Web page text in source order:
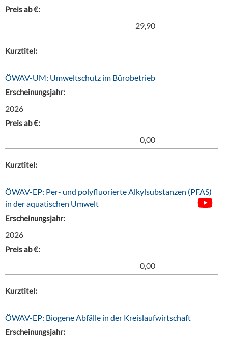
Preis ab €:
29,90
Kurztitel:
ÖWAV-UM: Umweltschutz im Bürobetrieb
Erscheinungsjahr:
2026
Preis ab €:
0,00
Kurztitel:
ÖWAV-EP: Per- und polyfluorierte Alkylsubstanzen (PFAS)
in der aquatischen Umwelt
Erscheinungsjahr:
2026
Preis ab €:
0,00
Kurztitel:
ÖWAV-EP: Biogene Abfälle in der Kreislaufwirtschaft
Erscheinungsjahr: